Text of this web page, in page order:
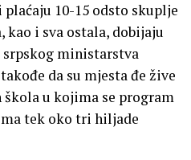
10-15 odsto skuplje
kao i sva ostala, dobijaju
srpskog ministarstva
da su mjesta đe žive
u kojima se program
tek oko tri hiljade